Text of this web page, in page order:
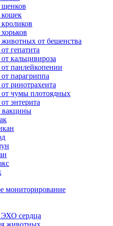
от бешенства
гепатита
кальцивироза
панлейкопении
парагриппа
ринотрахеита
чумы плотоядных
энтерита
вакцины
мониторирование
сердца